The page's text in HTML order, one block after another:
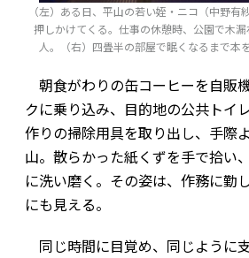
（左）ある日、平山の若い姪・ニコ（中野有
押しかけてくる。仕事の休憩時、公園で木
人。（右）四畳半の部屋で眠くなるまで本
朝食がわりの缶コーヒーを自販
クに乗り込み、目的地の公共トイ
作りの掃除用具を取り出し、手際
山。散らかった紙くずを手で拾い
に洗い磨く。その姿は、作務に勤
にも見える。
同じ時間に目覚め、同じように